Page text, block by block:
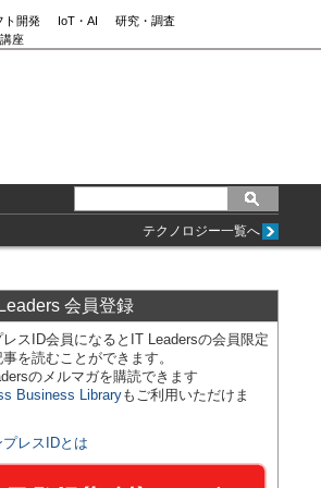
ト開発 IoT・AI
研究・調査
座
テクノロジー一覧へ
会員登録
スID会員になるとIT Leadersの会員限定
を読むことができます。
のメルマガを購読できます
Business Libraryもご利用いただけま
プレスIDとは